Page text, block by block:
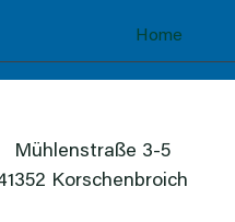
Home
Mühlenstraße 3-5
Korschenbroich